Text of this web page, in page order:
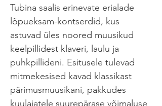
Tubina saalis erinevate erialade
lõpueksam-kontserdid, kus
astuvad üles noored muusikud
keelpillidest klaveri, laulu ja
puhkpillideni. Esitusele tulevad
mitmekesised kavad klassikast
pärimusmuusikani, pakkudes
kuulajatele suurepärase võimaluse